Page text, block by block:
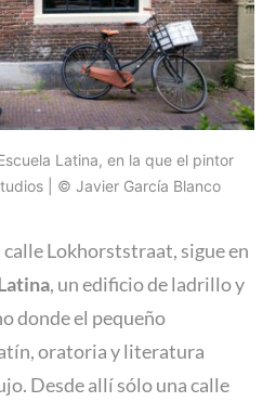
Latina, en la que el pintor
| © Javier García Blanco
calle Lokhorststraat, sigue en
, un edificio de ladrillo y
donde el pequeño
oratoria y literatura
Desde allí sólo una calle